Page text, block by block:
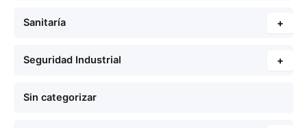
Sanitaría +
Seguridad Industrial +
Sin categorizar